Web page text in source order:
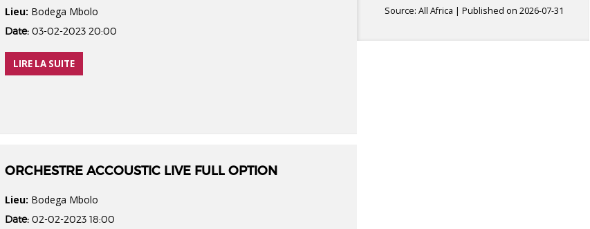
Lieu: Bodega Mbolo
Date: 03-02-2023 20:00
LIRE LA SUITE
ORCHESTRE ACCOUSTIC LIVE FULL OPTION
Lieu: Bodega Mbolo
Date: 02-02-2023 18:00
Source: All Africa Published on 2026-07-31